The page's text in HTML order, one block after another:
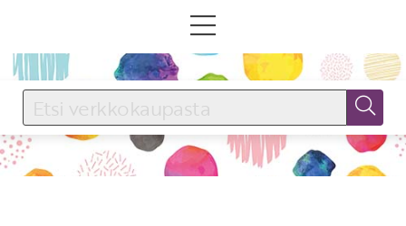
KIRJAUDU SISÄÄN
Käyttäjätunnus